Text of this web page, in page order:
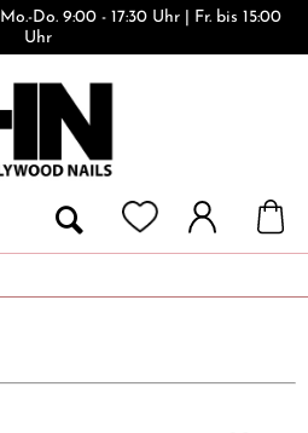
Mo.-Do. 9:00 - 17:30 Uhr | Fr. bis 15:00
Uhr